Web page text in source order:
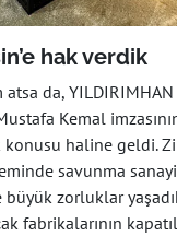
hak verdik
atsa da,
Kemal
konusu haline geldi.
savunma
zorluklar
fabrikalarının